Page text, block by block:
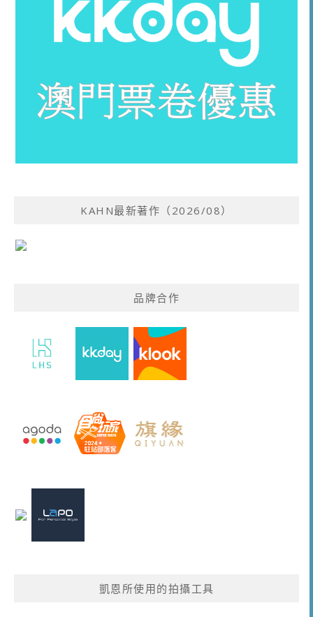
KAHN最新著作（2026/08）
品牌合作
凱恩所使用的拍攝工具